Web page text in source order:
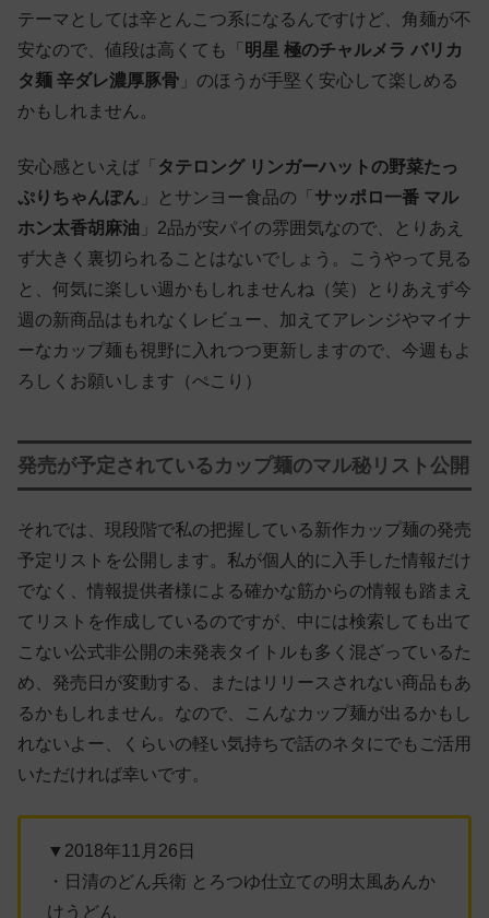
テーマとしては辛とんこつ系になるんですけど、角麺が不
安なので、値段は高くても「 明星 極のチャルメラ バリカ
タ麺 辛ダレ濃厚豚骨 」のほうが手堅く安心して楽しめる
かもしれません。
安心感といえば「 タテロング リンガーハットの野菜たっ
ぷりちゃんぽん 」とサンヨー食品の「 サッポロ一番 マル
ホン太香胡麻油 」2品が安パイの雰囲気なので、とりあえ
ず大きく裏切られることはないでしょう。こうやって見る
と、何気に楽しい週かもしれませんね（笑）とりあえず今
週の新商品はもれなくレビュー、加えてアレンジやマイナ
ーなカップ麺も視野に入れつつ更新しますので、今週もよ
ろしくお願いします（ぺこり）
発売が予定されているカップ麺のマル秘リスト公開
それでは、現段階で私の把握している新作カップ麺の発売
予定リストを公開します。私が個人的に入手した情報だけ
でなく、情報提供者様による確かな筋からの情報も踏まえ
てリストを作成しているのですが、中には検索しても出て
こない公式非公開の未発表タイトルも多く混ざっているた
め、発売日が変動する、またはリリースされない商品もあ
るかもしれません。なので、こんなカップ麺が出るかもし
れないよー、くらいの軽い気持ちで話のネタにでもご活用
いただければ幸いです。
▼2018年11月26日
・日清のどん兵衛 とろつゆ仕立ての明太風あんか
けうどん